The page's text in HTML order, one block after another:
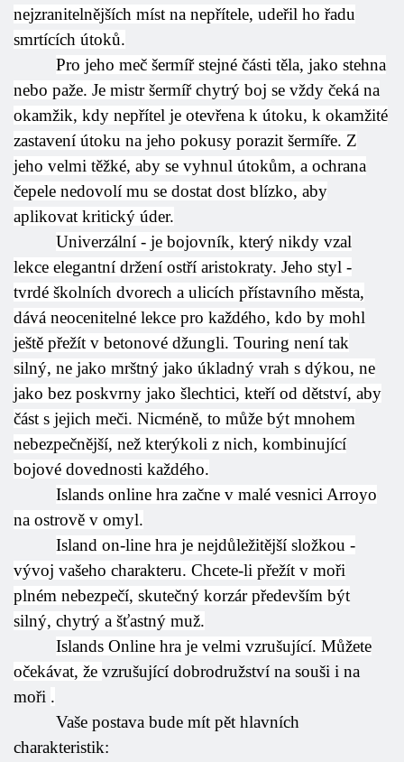
nejzranitelnějších míst na nepřítele, udeřil ho řadu
smrtících útoků.
Pro jeho meč šermíř stejné části těla, jako stehna
nebo paže. Je mistr šermíř chytrý boj se vždy čeká na
okamžik, kdy nepřítel je otevřena k útoku, k okamžité
zastavení útoku na jeho pokusy porazit šermíře. Z
jeho velmi těžké, aby se vyhnul útokům, a ochrana
čepele nedovolí mu se dostat dost blízko, aby
aplikovat kritický úder.
Univerzální - je bojovník, který nikdy vzal
lekce elegantní držení ostří aristokraty. Jeho styl -
tvrdé školních dvorech a ulicích přístavního města,
dává neocenitelné lekce pro každého, kdo by mohl
ještě přežít v betonové džungli. Touring není tak
silný, ne jako mrštný jako úkladný vrah s dýkou, ne
jako bez poskvrny jako šlechtici, kteří od dětství, aby
část s jejich meči. Nicméně, to může být mnohem
nebezpečnější, než kterýkoli z nich, kombinující
bojové dovednosti každého.
Islands online hra začne v malé vesnici Arroyo
na ostrově v omyl.
Island on-line hra je nejdůležitější složkou -
vývoj vašeho charakteru. Chcete-li přežít v moři
plném nebezpečí, skutečný korzár především být
silný, chytrý a šťastný muž.
Islands Online hra je velmi vzrušující. Můžete
očekávat, že vzrušující dobrodružství na souši i na
moři .
Vaše postava bude mít pět hlavních
charakteristik: